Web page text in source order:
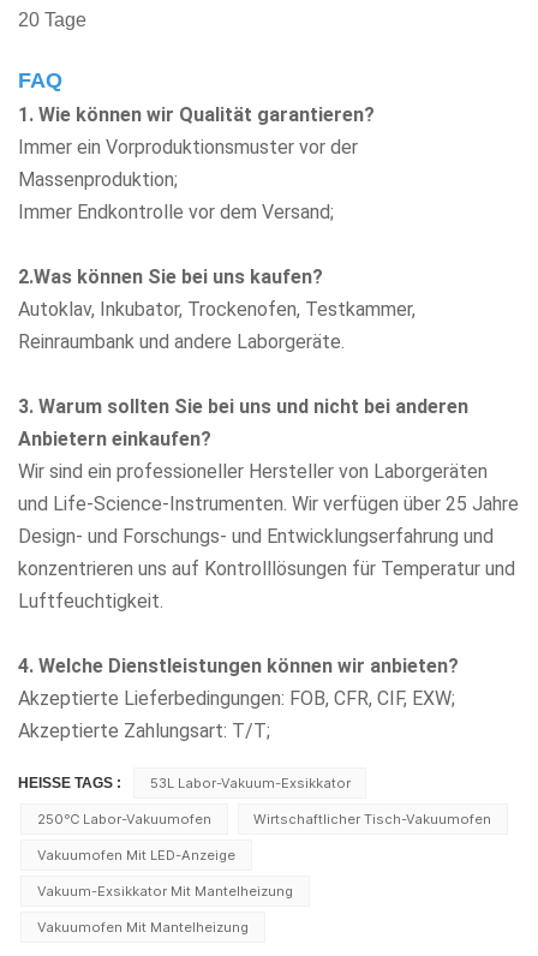
20 Tage
FAQ
1. Wie können wir Qualität garantieren?
Immer ein Vorproduktionsmuster vor der
Massenproduktion;
Immer Endkontrolle vor dem Versand;
2.Was können Sie bei uns kaufen?
Autoklav, Inkubator, Trockenofen, Testkammer,
Reinraumbank und andere Laborgeräte.
3. Warum sollten Sie bei uns und nicht bei anderen
Anbietern einkaufen?
Wir sind ein professioneller Hersteller von Laborgeräten
und Life-Science-Instrumenten. Wir verfügen über 25 Jahre
Design- und Forschungs- und Entwicklungserfahrung und
konzentrieren uns auf Kontrolllösungen für Temperatur und
Luftfeuchtigkeit.
4. Welche Dienstleistungen können wir anbieten?
Akzeptierte Lieferbedingungen: FOB, CFR, CIF, EXW;
Akzeptierte Zahlungsart: T/T;
HEISSE TAGS : 53L Labor-Vakuum-Exsikkator
250℃ Labor-Vakuumofen Wirtschaftlicher Tisch-Vakuumofen
Vakuumofen Mit LED-Anzeige
Vakuum-Exsikkator Mit Mantelheizung
Vakuumofen Mit Mantelheizung